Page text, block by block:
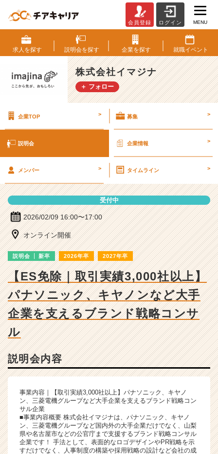
式
会
社
イ
マ
ジ
明
細
ー・
企
業
か
ら
ス
カ
ウ
イ
ト
チ
ア
キ
ャ
会員登録 ログイン MENU
求人を探す 説明会を探す 企業を探す 就職イベント
株式会社イマジナ
＋ フォロー
企業TOP > 募集 >
説明会 企業情報 >
メンバー > タイムライン >
受付中
2026/02/09 16:00〜17:00
オンライン開催
説明会 新卒 2026年卒 2027年卒
【ES免除｜取引実績3,000社以上】
パナソニック、キヤノンなど大手
企業を支えるブランド戦略コンサ
ル
説明会内容
事業内容｜【取引実績3,000社以上】パナソニック、キヤノ
ン、三菱電機グループなど大手企業を支えるブランド戦略コン
サル企業
■事業内容概要 株式会社イマジナは、パナソニック、キヤノ
ン、三菱電機グループなど国内外の大手企業だけでなく、山梨
県や名古屋市などの公官庁まで支援するブランド戦略コンサル
企業です！ 手法として、表面的なロゴデザインやPR戦略を示
すだけでなく、人事制度の構築や採用戦略の設計など会社の成